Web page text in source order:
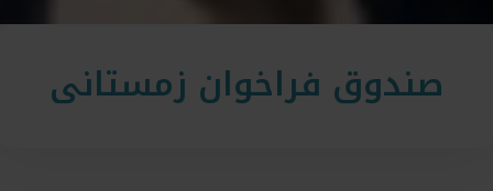
صندوق فراخوان زمستانی